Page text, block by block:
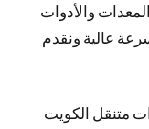
والأدوات
عالية ونقدم
متنقل الكويت